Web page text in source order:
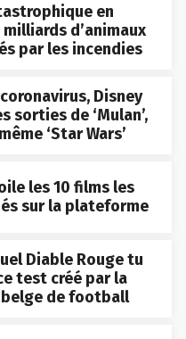
en
d’animaux
par les incendies
Disney
sorties de ‘Mulan’,
‘Star Wars’
les 10 films les
sur la plateforme
Diable Rouge tu
test créé par la
de football